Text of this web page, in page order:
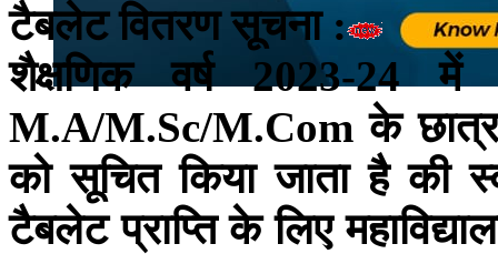
टैबलेट वितरण सूचना :
शैक्षणिक वर्ष 2023-24
M.A/M.Sc/M.Com के
को सूचित किया जाता है की
टैबलेट प्राप्ति के लिए